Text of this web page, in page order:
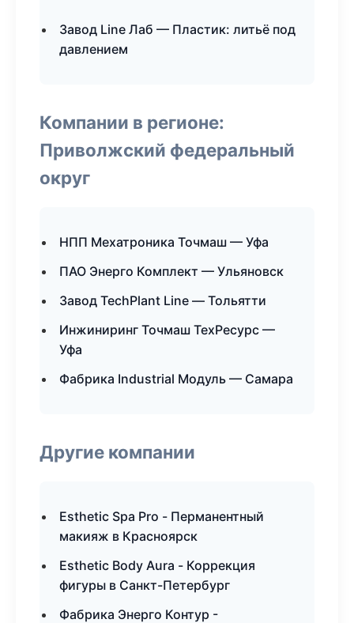
Завод Line Лаб — Пластик: литьё под
давлением
Компании в регионе:
Приволжский федеральный
округ
НПП Мехатроника Точмаш — Уфа
ПАО Энерго Комплект — Ульяновск
Завод TechPlant Line — Тольятти
Инжиниринг Точмаш ТехРесурс —
Уфа
Фабрика Industrial Модуль — Самара
Другие компании
Esthetic Spa Pro - Перманентный
макияж в Красноярск
Esthetic Body Aura - Коррекция
фигуры в Санкт-Петербург
Фабрика Энерго Контур -